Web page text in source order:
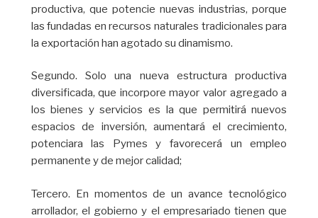
productiva, que potencie nuevas industrias, porque
las fundadas en recursos naturales tradicionales para
la exportación han agotado su dinamismo.
Segundo. Solo una nueva estructura productiva
diversificada, que incorpore mayor valor agregado a
los bienes y servicios es la que permitirá nuevos
espacios de inversión, aumentará el crecimiento,
potenciara las Pymes y favorecerá un empleo
permanente y de mejor calidad;
Tercero. En momentos de un avance tecnológico
arrollador, el gobierno y el empresariado tienen que